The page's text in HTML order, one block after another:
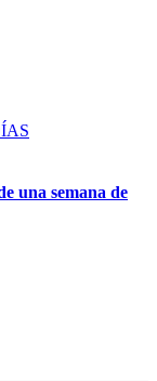
una semana de